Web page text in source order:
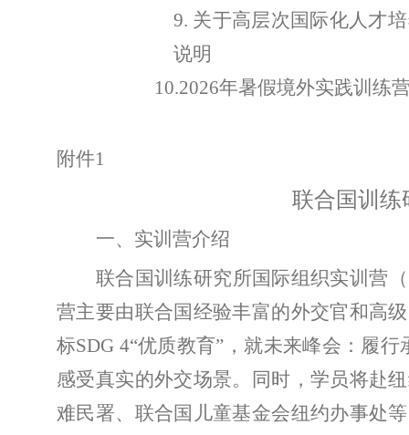
9. 关于高层次国际化人才
说明
10.2026年暑假境外实践训练
附件1
联合国训练
一、实训营介绍
联合国训练研究所国际组织实训营
营主要由联合国经验丰富的外交官和高
标SDG 4“优质教育” ，就未来峰会：履
感受真实的外交场景。同时，学员将赴
难民署、联合国儿童基金会纽约办事处